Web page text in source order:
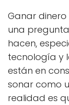
Ganar dinero
una
hacen,
tecnología y
están en
sonar como
realidad es